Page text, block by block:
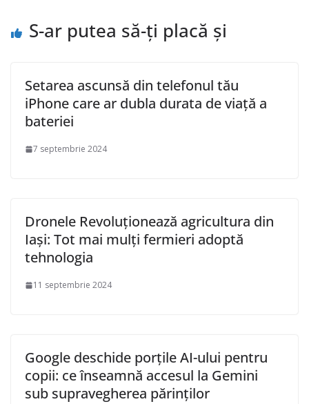
S-ar putea să-ți placă și
Setarea ascunsă din telefonul tău
iPhone care ar dubla durata de viață a
bateriei
7 septembrie 2024
Dronele Revoluționează agricultura din
Iași: Tot mai mulți fermieri adoptă
tehnologia
11 septembrie 2024
Google deschide porțile AI-ului pentru
copii: ce înseamnă accesul la Gemini
sub supravegherea părinților